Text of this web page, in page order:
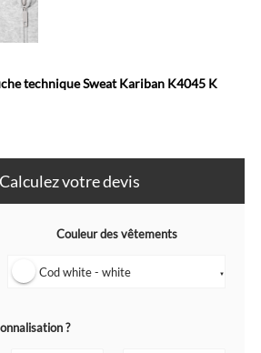
technique Sweat Kariban K4045 K
votre devis
Couleur des vêtements
Cod white - white ▼
?